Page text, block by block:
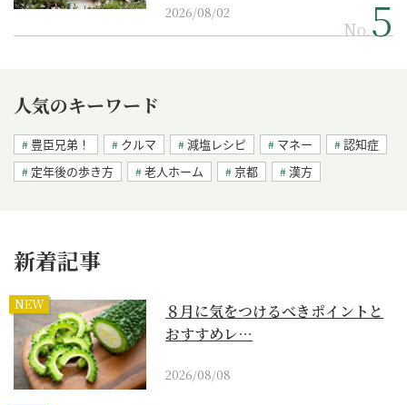
2026/08/02
No.
人気のキーワード
豊臣兄弟！ クルマ 減塩レシピ マネー
認知症
定年後の歩き方
老人ホーム 京都 漢方
新着記事
NEW
８月に気をつけるべきポイントと
おすすめレ…
2026/08/08